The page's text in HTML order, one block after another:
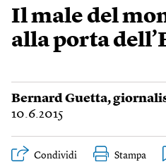
Il male del
alla porta
Bernard Guetta,
10.6.2015
Condividi Stampa